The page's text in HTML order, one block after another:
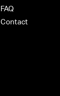
FAQ
Contact